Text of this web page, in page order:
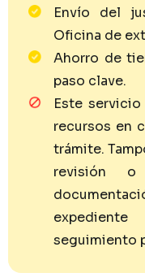
Envío del
Oficina de
Ahorro de
paso clave.
Este
recursos en
trámite.
revisión
seguimiento